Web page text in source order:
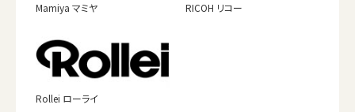
Mamiya マミヤ RICOH リコー
Rollei ローライ